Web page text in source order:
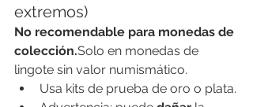
extremos)
No recomendable para monedas de
colección.Solo en monedas de
lingote sin valor numismático.
Usa kits de prueba de oro o plata.